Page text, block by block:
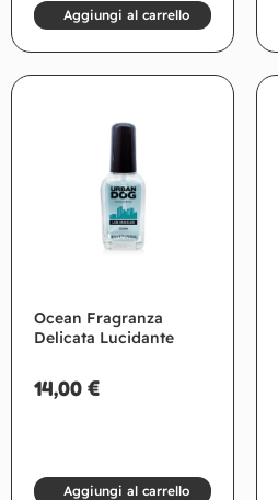
Aggiungi al carrello
Ocean Fragranza
Delicata Lucidante
14,00 €
Aggiungi al carrello